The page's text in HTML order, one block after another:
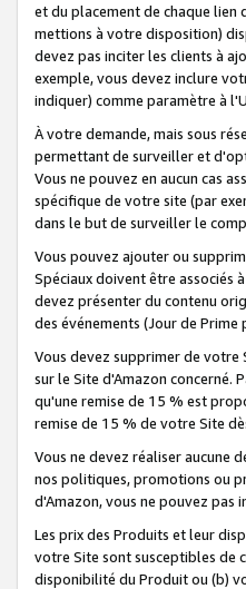
et du placement de chaque lien
mettions à votre disposition)
devez pas inciter les clients à
exemple, vous devez inclure
indiquer) comme paramètre à
À votre demande, mais sous
permettant de surveiller et
Vous ne pouvez en aucun cas
spécifique de votre site (par
dans le but de surveiller le
Vous pouvez ajouter ou
Spéciaux doivent être associés
devez présenter du contenu
des événements (Jour de
Vous devez supprimer de votre
sur le Site d'Amazon concerné.
qu'une remise de 15 % est
remise de 15 % de votre Site
Vous ne devez réaliser aucune
nos politiques, promotions ou
d'Amazon, vous ne pouvez pas
Les prix des Produits et leur
votre Site sont susceptibles de
disponibilité du Produit ou (b)